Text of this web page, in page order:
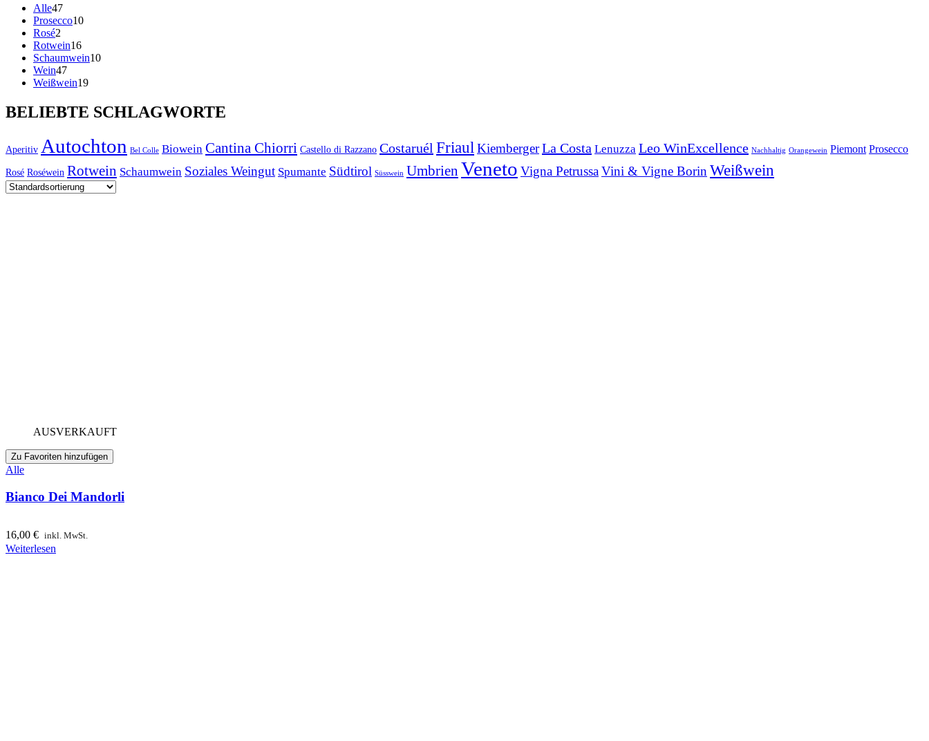
Alle4747
Produkte
Prosecco1010
Rosé2
Produkte
Rotwein1616
Produkte
Schaumwein1010
Wein4747
Produkte
Weißwein1919
BELIEBTE SCHLAGWORTE
Aperitiv Autochton Bel Colle Biowein Cantina Chiorri Castello di Razzano Costaruél FriaulKiembergerLa Costa Lenuzza Leo WinExcellence Nachhaltig Orangewein Piemont Prosecco
Rosé Roséwein Rotwein Schaumwein Soziales Weingut Spumante Südtirol Süsswein Umbrien Veneto Vigna PetrussaVini & Vigne BorinWeißwein
AUSVERKAUFT
Zu Favoriten hinzufügen
Alle
Bianco Dei Mandorli
16,00 € inkl. MwSt.
Weiterlesen